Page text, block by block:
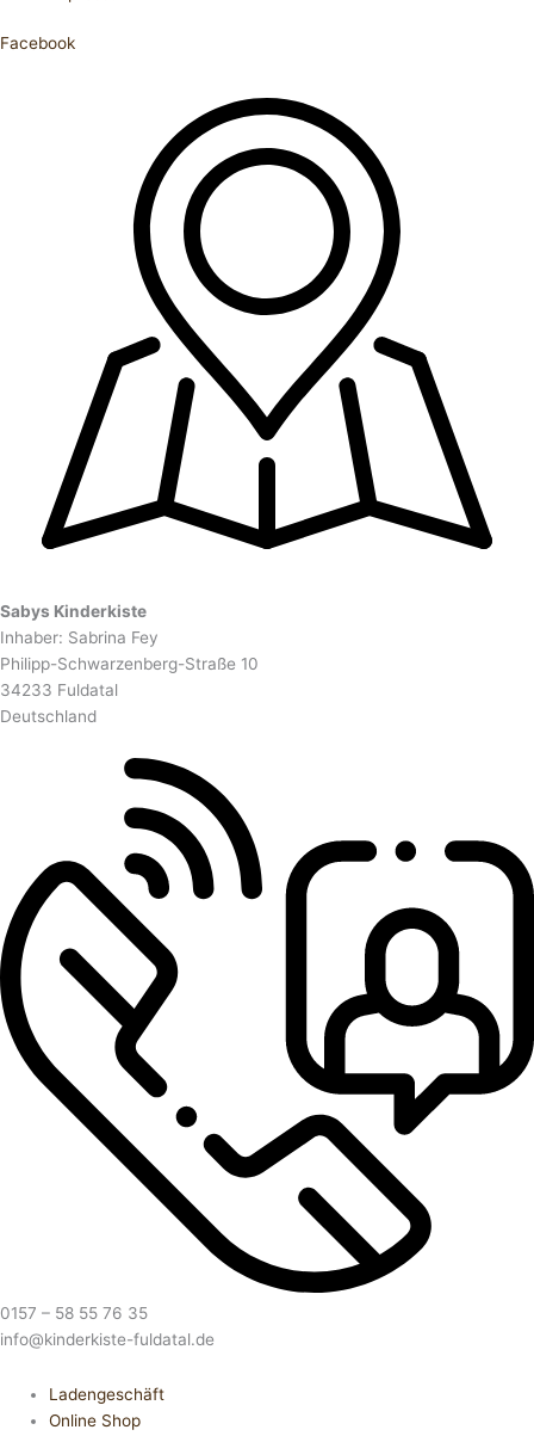
Facebook
Sabys Kinderkiste
Inhaber: Sabrina Fey
Philipp-Schwarzenberg-Straße 10
34233 Fuldatal
Deutschland
0157 – 58 55 76 35
info@kinderkiste-fuldatal.de
Ladengeschäft
Online Shop